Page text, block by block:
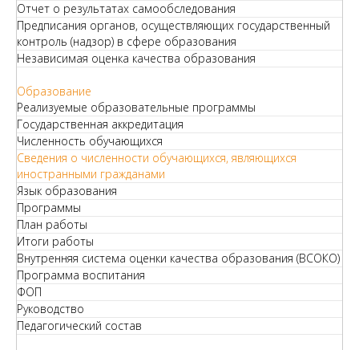
Отчет о результатах самообследования
Предписания органов, осуществляющих государственный
контроль (надзор) в сфере образования
Независимая оценка качества образования
Образование
Реализуемые образовательные программы
Государственная аккредитация
Численность обучающихся
Сведения о численности обучающихся, являющихся
иностранными гражданами
Язык образования
Программы
План работы
Итоги работы
Внутренняя система оценки качества образования (ВСОКО)
Программа воспитания
ФОП
Руководство
Педагогический состав